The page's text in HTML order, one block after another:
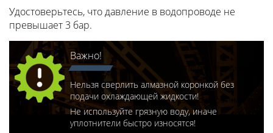
Удостоверьтесь, что давление в водопроводе не
превышает 3 бар.
Важно!
Нельзя сверлить алмазной коронкой без
подачи охлаждающей жидкости!
Не используйте грязную воду, иначе
уплотнители быстро износятся!